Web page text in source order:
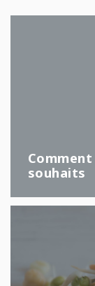
souhaits